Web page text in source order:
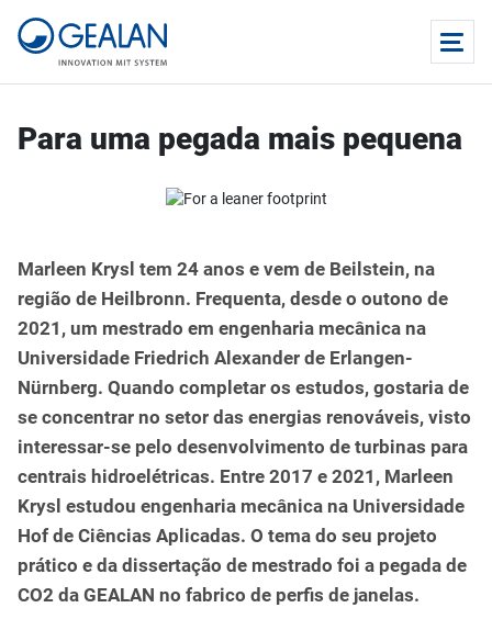
Para uma pegada mais pequena
Marleen Krysl tem 24 anos e vem de Beilstein, na
região de Heilbronn. Frequenta, desde o outono de
2021, um mestrado em engenharia mecânica na
Universidade Friedrich Alexander de Erlangen-
Nürnberg. Quando completar os estudos, gostaria de
se concentrar no setor das energias renováveis, visto
interessar-se pelo desenvolvimento de turbinas para
centrais hidroelétricas. Entre 2017 e 2021, Marleen
Krysl estudou engenharia mecânica na Universidade
Hof de Ciências Aplicadas. O tema do seu projeto
prático e da dissertação de mestrado foi a pegada de
CO2 da GEALAN no fabrico de perfis de janelas.